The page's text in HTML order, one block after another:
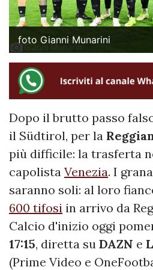
foto Gianni Munarini
Dopo il brutto passo
il Südtirol, per la
più difficile: la trasferta
capolista Venezia. I
saranno soli: al loro
600 tifosi in arrivo da
Calcio d'inizio oggi
17:15, diretta su DAZN e
(Prime Video e